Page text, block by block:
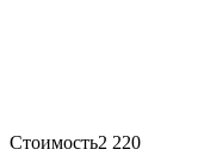
Стоимость2 220